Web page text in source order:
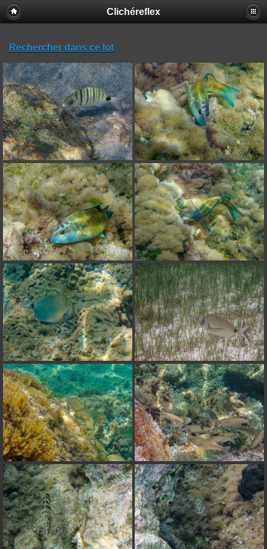
Clichéreflex
Rechercher dans ce lot